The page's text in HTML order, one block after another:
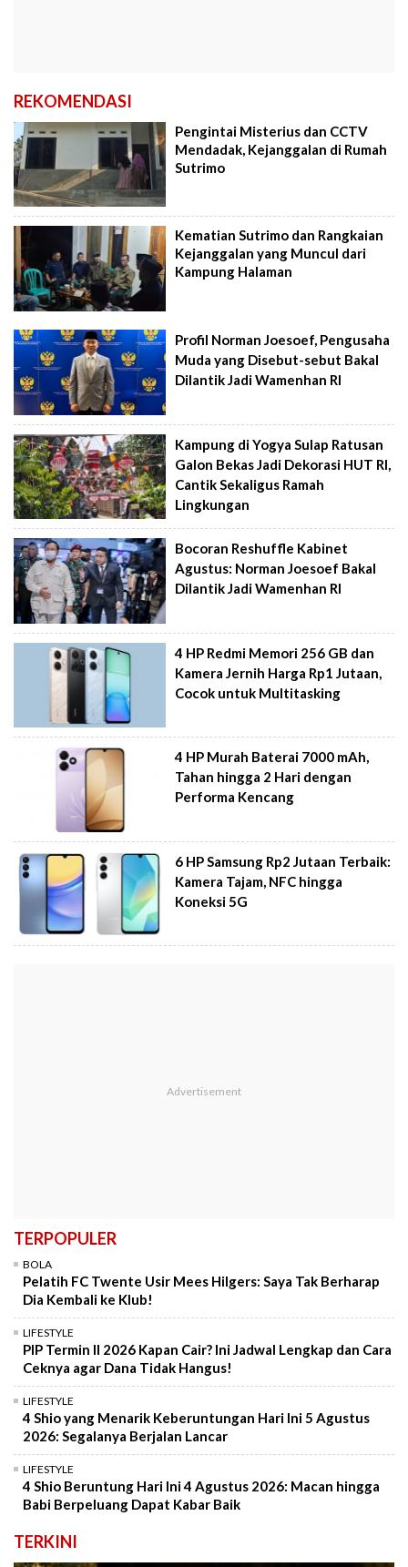
REKOMENDASI
Pengintai Misterius dan CCTV
Mendadak, Kejanggalan di Rumah
Sutrimo
Kematian Sutrimo dan Rangkaian
Kejanggalan yang Muncul dari
Kampung Halaman
Profil Norman Joesoef, Pengusaha
Muda yang Disebut-sebut Bakal
Dilantik Jadi Wamenhan RI
Kampung di Yogya Sulap Ratusan
Galon Bekas Jadi Dekorasi HUT RI,
Cantik Sekaligus Ramah
Lingkungan
Bocoran Reshuffle Kabinet
Agustus: Norman Joesoef Bakal
Dilantik Jadi Wamenhan RI
4 HP Redmi Memori 256 GB dan
Kamera Jernih Harga Rp1 Jutaan,
Cocok untuk Multitasking
4 HP Murah Baterai 7000 mAh,
Tahan hingga 2 Hari dengan
Performa Kencang
6 HP Samsung Rp2 Jutaan Terbaik:
Kamera Tajam, NFC hingga
Koneksi 5G
TERPOPULER
BOLA
Pelatih FC Twente Usir Mees Hilgers: Saya Tak Berharap
Dia Kembali ke Klub!
LIFESTYLE
PIP Termin II 2026 Kapan Cair? Ini Jadwal Lengkap dan Cara
Ceknya agar Dana Tidak Hangus!
LIFESTYLE
4 Shio yang Menarik Keberuntungan Hari Ini 5 Agustus
2026: Segalanya Berjalan Lancar
LIFESTYLE
4 Shio Beruntung Hari Ini 4 Agustus 2026: Macan hingga
Babi Berpeluang Dapat Kabar Baik
TERKINI